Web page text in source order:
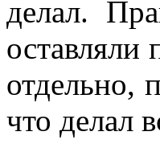
делал.
оставляли
отдельно,
что делал